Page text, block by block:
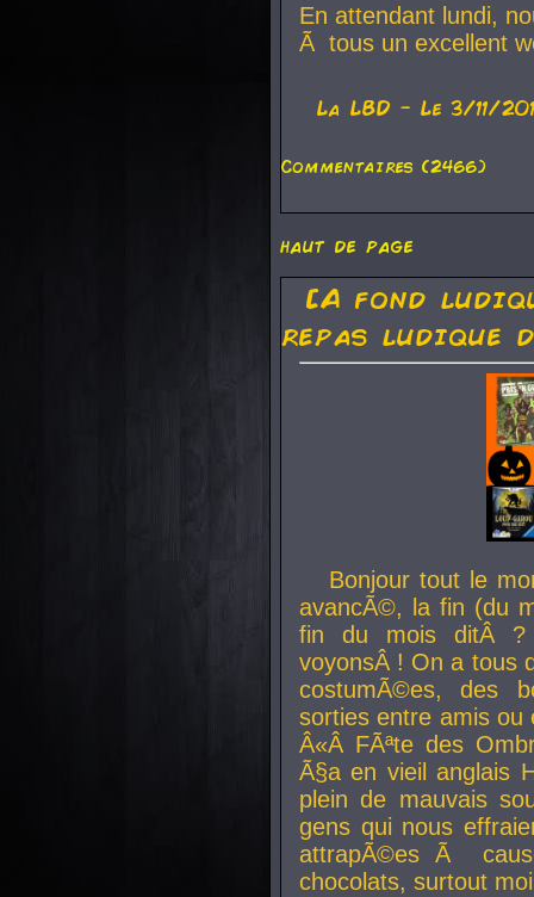
En attendant lundi,
Ã tous un excellent
La LBD - Le 3/11/
Commentaires (2466)
haut de page
[A fond
repas ludique
Bonjour tout le
avancÃ©, la fin (du
fin du mois ditÂ ?
voyonsÂ ! On a tous
costumÃ©es, des
sorties entre amis
Â«Â FÃªte des
Ã§a en vieil anglais
plein de mauvais
gens qui nous
attrapÃ©es Ã
chocolats, surtout